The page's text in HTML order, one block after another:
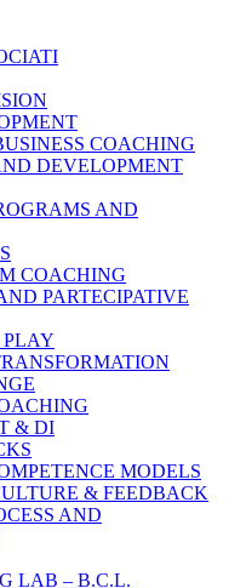
COACHING
DEVELOPMENT
AND
COACHING
PARTECIPATIVE
PLAY
& DI
MODELS
& FEEDBACK
AND
LAB – B.C.L.